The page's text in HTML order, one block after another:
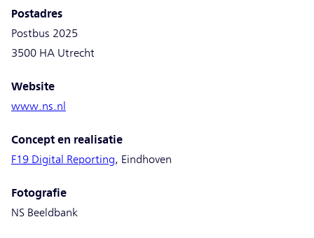
Postadres
Postbus 2025
3500 HA Utrecht
Website
www.ns.nl
Concept en realisatie
F19 Digital Reporting, Eindhoven
Fotografie
NS Beeldbank